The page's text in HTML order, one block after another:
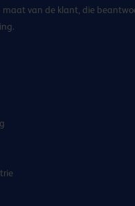
maat van de klant, die